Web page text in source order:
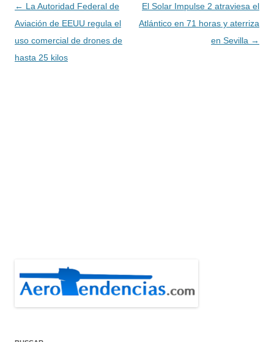
Navegación
de
entradas
← La Autoridad Federal de
Aviación de EEUU regula el
uso comercial de drones de
hasta 25 kilos
El Solar Impulse 2 atraviesa el
Atlántico en 71 horas y aterriza
en Sevilla →